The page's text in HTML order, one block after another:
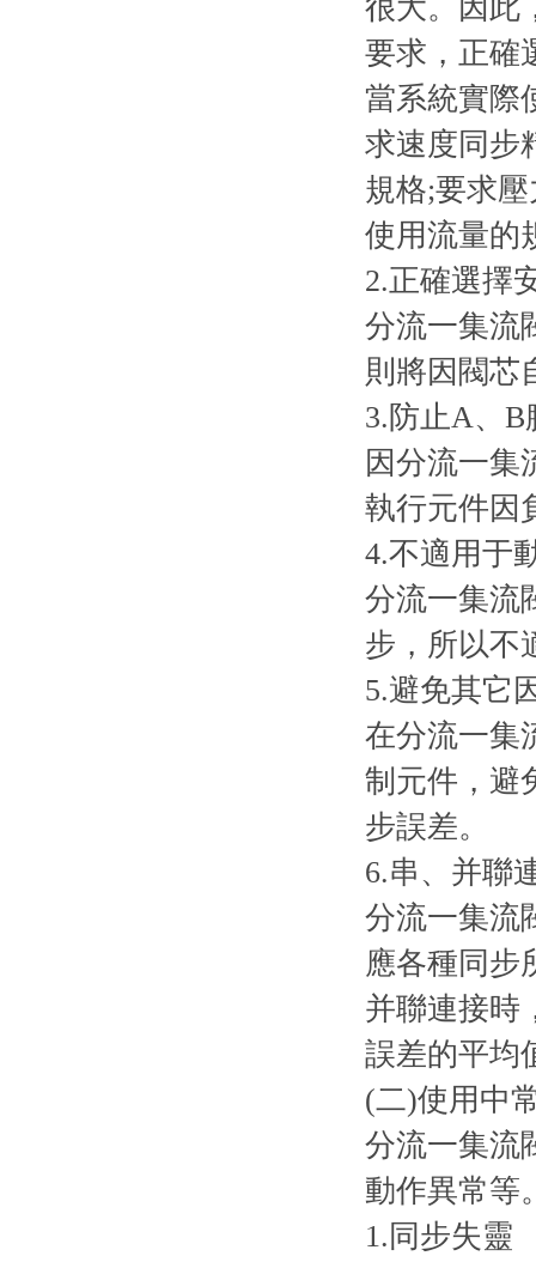
很大。因此
要求，正確
當系統實際
求速度同步
規格;要求
使用流量的
2.正確選擇
分流一集流
則將因閥芯
3.防止A、
因分流一集
執行元件因
4.不適用于
分流一集流
步，所以不
5.避免其它
在分流一集
制元件，避
步誤差。
6.串、并聯
分流一集流
應各種同步
并聯連接時
誤差的平均
(二)使用中
分流一集流
動作異常等
1.同步失靈